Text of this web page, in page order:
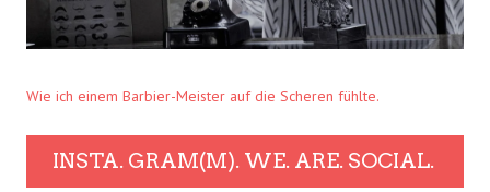
Wie ich einem Barbier-Meister auf die Scheren fühlte.
INSTA. GRAM(M). WE. ARE. SOCIAL.